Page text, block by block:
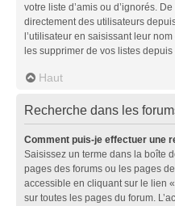
votre liste d’amis ou d’ignorés.
directement des utilisateurs
l’utilisateur en saisissant leur
les supprimer de vos listes
Haut
Recherche dans les
Comment puis-je effectuer une
Saisissez un terme dans la boîte
pages des forums ou les pages
accessible en cliquant sur le lien
sur toutes les pages du forum.